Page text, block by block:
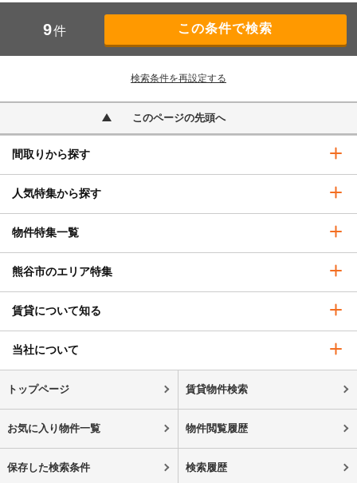
9件
検索条件を再設定する
このページの先頭へ
間取りから探す
人気特集から探す
物件特集一覧
熊谷市のエリア特集
賃貸について知る
当社について
トップページ 賃貸物件検索
お気に入り物件一覧 物件閲覧履歴
保存した検索条件 検索履歴